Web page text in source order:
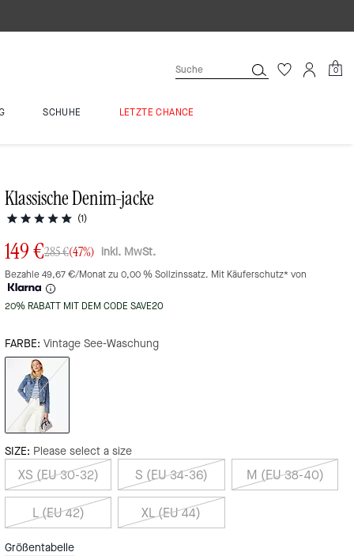
0
SCHUHE LETZTE CHANCE
Klassische Denim-jacke
(1)
149 €285 €(47%) inkl. MwSt.
Bezahle 49,67 €/Monat zu 0,00 % Sollzinssatz. Mit Käuferschutz* von
20% RABATT MIT DEM CODE SAVE20
FARBE: Vintage See-Waschung
SIZE: Please select a size
XS (EU 30-32) S (EU 34-36) M (EU 38-40)
L (EU 42) XL (EU 44)
Größentabelle